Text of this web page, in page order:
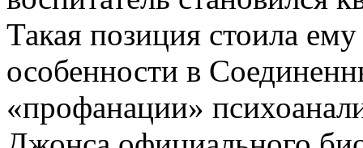
Такая позиция стоила
особенности в
«профанации»